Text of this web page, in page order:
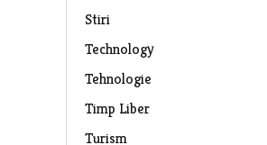
Stiri
Technology
Tehnologie
Timp Liber
Turism